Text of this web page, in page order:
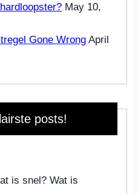
May 10,
Gone Wrong April
posts!
is snel? Wat is